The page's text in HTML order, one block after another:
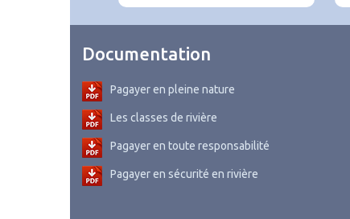
Documentation
Pagayer en pleine nature
Les classes de rivière
Pagayer en toute responsabilité
Pagayer en sécurité en rivière